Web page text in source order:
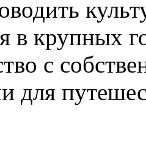
в крупных
с
для